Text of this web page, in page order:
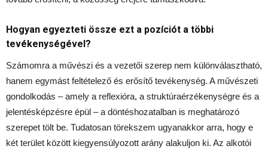
Hogyan egyezteti össze ezt a pozíciót a többi
tevékenységével?
Számomra a művészi és a vezetői szerep nem különválasztható,
hanem egymást feltételező és erősítő tevékenység. A művészeti
gondolkodás – amely a reflexióra, a struktúraérzékenységre és a
jelentésképzésre épül – a döntéshozatalban is meghatározó
szerepet tölt be. Tudatosan törekszem ugyanakkor arra, hogy e
két terület között kiegyensúlyozott arány alakuljon ki. Az alkotói